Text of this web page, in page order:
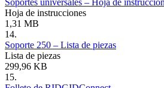
Soportes universales – Hoja de
Hoja de instrucciones
1,31 MB
14.
Soporte 250 – Lista de piezas
Lista de piezas
299,96 KB
15.